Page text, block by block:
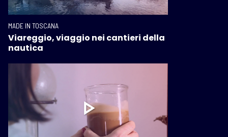
MADE IN TOSCANA
Viareggio, viaggio nei cantieri della
nautica